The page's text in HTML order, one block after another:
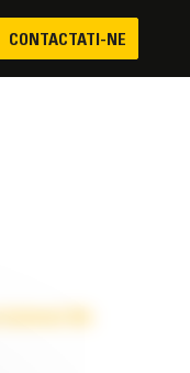
CONTACTATI-NE